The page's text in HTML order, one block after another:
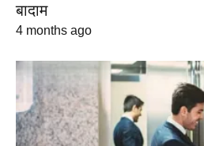
बादाम
4 months ago